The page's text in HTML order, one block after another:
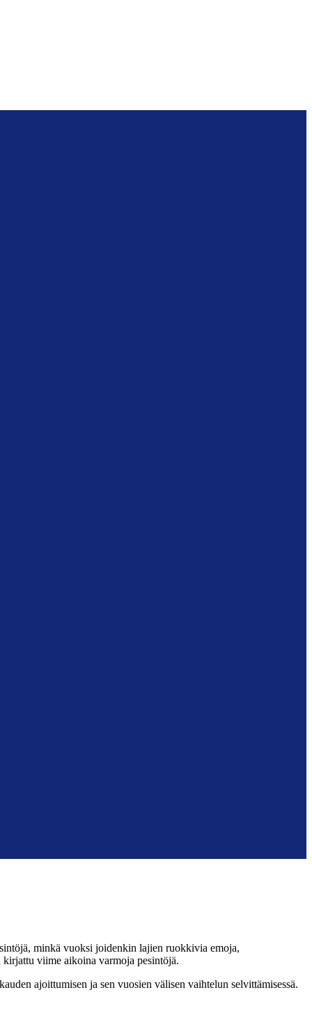
minkä vuoksi joidenkin lajien ruokkivia emoja,
kirjattu viime aikoina varmoja pesintöjä.
ajoittumisen ja sen vuosien välisen vaihtelun selvittämisessä.